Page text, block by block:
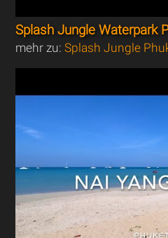
Splash Jungle Waterpark
mehr zu:Splash Jungle